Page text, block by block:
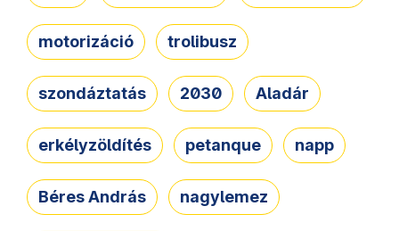
motorizáció trolibusz
szondáztatás 2030 Aladár
erkélyzöldítés petanque napp
Béres András nagylemez